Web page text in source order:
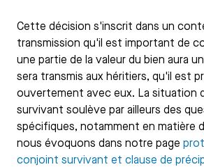
Cette décision s'inscrit dans un
transmission qu'il est important de
une partie de la valeur du bien aura
sera transmis aux héritiers, qu'il est
ouvertement avec eux. La situation
survivant soulève par ailleurs des
spécifiques, notamment en matière
nous évoquons dans notre page
conjoint survivant et clause de